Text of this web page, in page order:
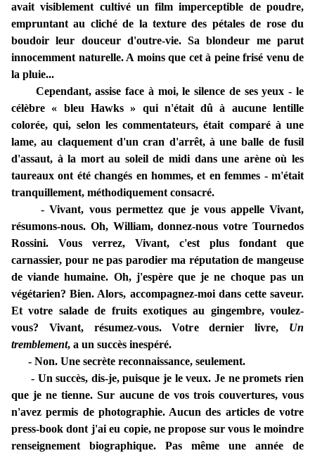
avait visiblement cultivé un film imperceptible de poudre,
empruntant au cliché de la texture des pétales de rose du
boudoir leur douceur d'outre-vie. Sa blondeur me parut
innocemment naturelle. A moins que cet à peine frisé venu de
la pluie...
Cependant, assise face à moi, le silence de ses yeux - le
célèbre « bleu Hawks » qui n'était dû à aucune lentille
colorée, qui, selon les commentateurs, était comparé à une
lame, au claquement d'un cran d'arrêt, à une balle de fusil
d'assaut, à la mort au soleil de midi dans une arène où les
taureaux ont été changés en hommes, et en femmes - m'était
tranquillement, méthodiquement consacré.
- Vivant, vous permettez que je vous appelle Vivant,
résumons-nous. Oh, William, donnez-nous votre Tournedos
Rossini. Vous verrez, Vivant, c'est plus fondant que
carnassier, pour ne pas parodier ma réputation de mangeuse
de viande humaine. Oh, j'espère que je ne choque pas un
végétarien? Bien. Alors, accompagnez-moi dans cette saveur.
Et votre salade de fruits exotiques au gingembre, voulez-
vous? Vivant, résumez-vous. Votre dernier livre, Un
tremblement, a un succès inespéré.
- Non. Une secrète reconnaissance, seulement.
- Un succès, dis-je, puisque je le veux. Je ne promets rien
que je ne tienne. Sur aucune de vos trois couvertures, vous
n'avez permis de photographie. Aucun des articles de votre
press-book dont j'ai eu copie, ne propose sur vous le moindre
renseignement biographique. Pas même une année de